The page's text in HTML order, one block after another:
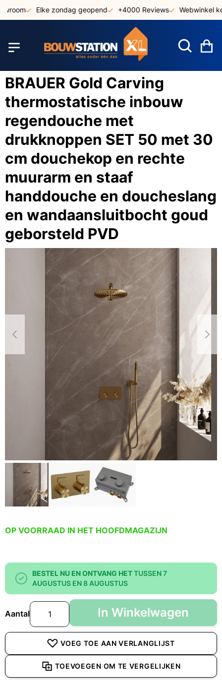
naar
Elke zondag geopend +4000 Reviews Webwinkel
BRAUER Gold Carving
thermostatische inbouw
regendouche met
drukknoppen SET 50 met 30
cm douchekop en rechte
muurarm en staaf
handdouche en doucheslang
en wandaansluitbocht goud
geborsteld PVD
OP VOORRAAD IN HET HOOFDMAGAZIJN
BESTEL NU EN ONTVANG HETTUSSEN 7
AUGUSTUS EN 8 AUGUSTUS
Aantal In Winkelwagen
VOEG TOE AAN VERLANGLIJST
TOEVOEGEN OM TE VERGELIJKEN